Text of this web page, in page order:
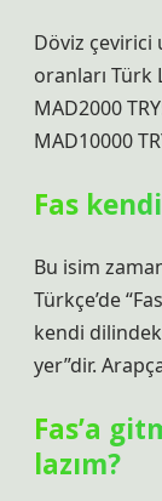
Döviz çevirici
oranları Türk
MAD2000
MAD10000
Fas
Bu isim
Türkçe’de
kendi
yer”dir.
Fas’a
lazım?